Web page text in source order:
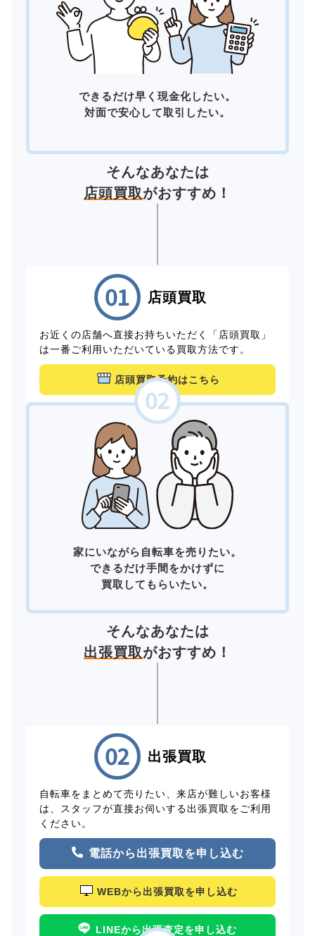
できるだけ早く現金化したい。
対面で安心して取引したい。
そんなあなたは
店頭買取がおすすめ！
店頭買取
お近くの店舗へ直接お持ちいただく「店頭買取」
は一番ご利用いただいている買取方法です。
店頭買取予約はこちら
家にいながら自転車を売りたい。
できるだけ手間をかけずに
買取してもらいたい。
そんなあなたは
出張買取がおすすめ！
出張買取
自転車をまとめて売りたい、来店が難しいお客様
は、スタッフが直接お伺いする出張買取をご利用
ください。
電話から出張買取を申し込む
WEBから出張買取を申し込む
LINEから出張査定を申し込む